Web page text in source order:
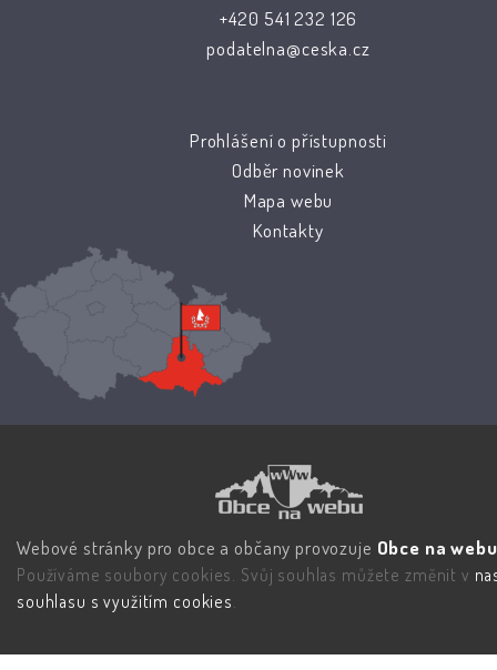
+420 541 232 126
podatelna@ceska.cz
Prohlášení o přístupnosti
Odběr novinek
Mapa webu
Kontakty
Webové stránky pro obce a občany provozuje Obce na
Používáme soubory cookies. Svůj souhlas můžete změnit v
souhlasu s využitím cookies.